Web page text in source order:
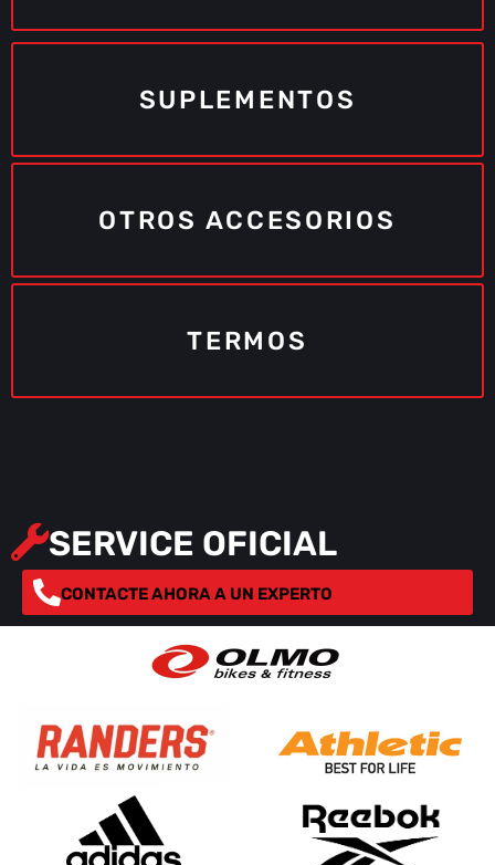
SUPLEMENTOS
ULTRA TECH
OTROS ACCESORIOS
TERMOS
SERVICE OFICIAL
CONTACTE AHORA A UN EXPERTO